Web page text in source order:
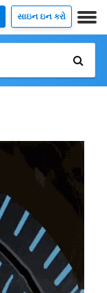
સાઇન ઇન કરો